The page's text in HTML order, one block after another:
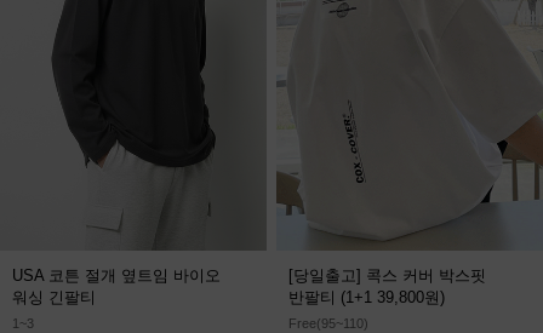
USA 코튼 절개 옆트임 바이오
워싱 긴팔티
1~3
[당일출고] 콕스 커버 박스핏
반팔티 (1+1 39,800원)
Free(95~110)